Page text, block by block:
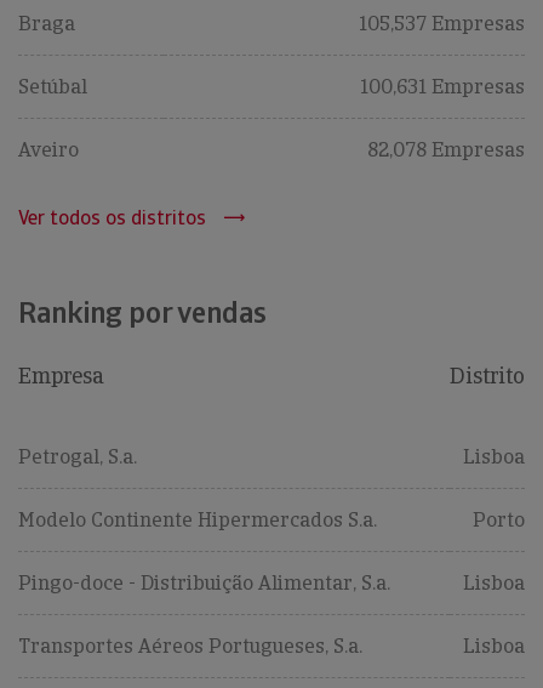
Braga 105,537 Empresas
Setúbal 100,631 Empresas
Aveiro 82,078 Empresas
Ver todos os distritos
Ranking por vendas
Empresa Distrito
Petrogal, S.a. Lisboa
Modelo Continente Hipermercados S.a. Porto
Pingo-doce - Distribuição Alimentar, S.a. Lisboa
Transportes Aéreos Portugueses, S.a. Lisboa